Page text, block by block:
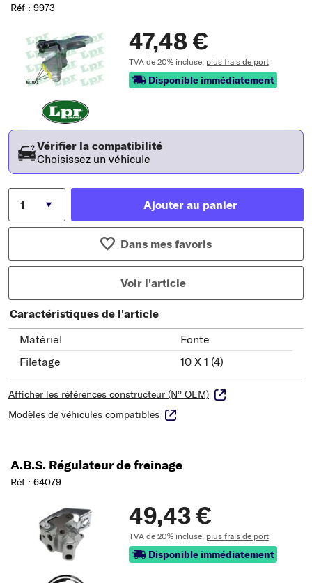
Réf : 9973
47,48 €
TVA de 20% incluse, plus frais de port
Disponible immédiatement
Vérifier la compatibilité
Choisissez un véhicule
Ajouter au panier
Dans mes favoris
Voir l'article
Caractéristiques de l'article
Matériel
Fonte
Filetage
10 X 1 (4)
Afficher les références constructeur (N° OEM)
Modèles de véhicules compatibles
A.B.S. Régulateur de freinage
Réf : 64079
49,43 €
TVA de 20% incluse, plus frais de port
Disponible immédiatement